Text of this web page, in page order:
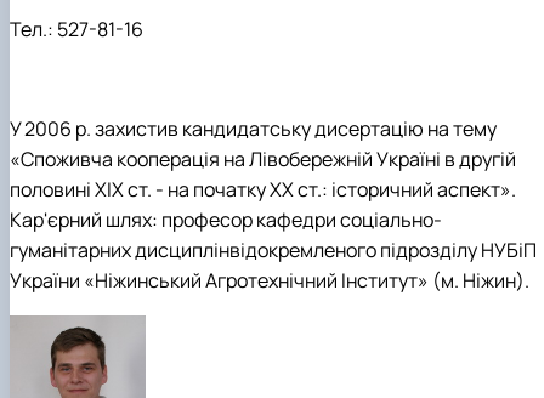
Тел.: 527-81-16
У 2006 р. захистив кандидатську дисертацію на тему
«Споживча кооперація на Лівобережній Україні в другій
половині XIX ст. - на початку ХХ ст.: історичний аспект».
Кар'єрний шлях: професор кафедри соціально-
гуманітарних дисциплінвідокремленого підрозділу НУБіП
України «Ніжинський Агротехнічний Інститут» (м. Ніжин).